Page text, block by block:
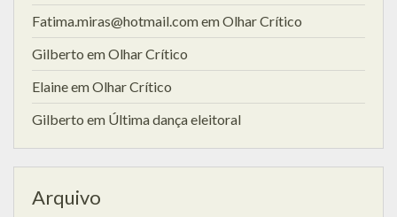
Fatima.miras@hotmail.comemOlhar Crítico
Gilberto emOlhar Crítico
ElaineemOlhar Crítico
Gilberto em Última dança eleitoral
Arquivo